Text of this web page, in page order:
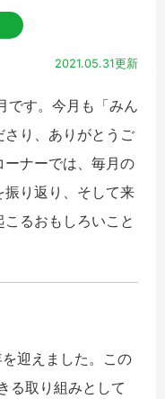
2021.05.31更新
です。今月も「みん
り、ありがとうご
ーナーでは、毎月の
り返り、そして来
るおもしろいこと
迎えました。この
る取り組みとして